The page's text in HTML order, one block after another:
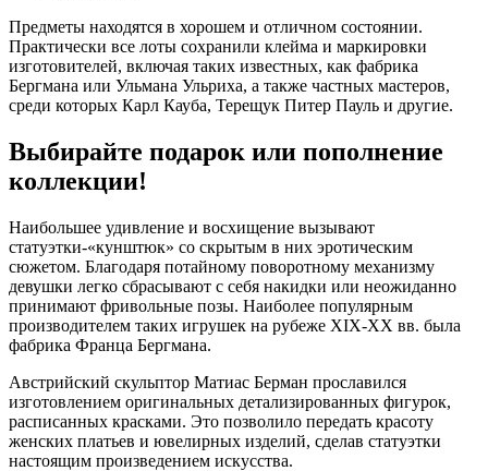
Предметы находятся в хорошем и отличном состоянии.
Практически все лоты сохранили клейма и маркировки
изготовителей, включая таких известных, как фабрика
Бергмана или Ульмана Ульриха, а также частных мастеров,
среди которых Карл Кауба, Терещук Питер Пауль и другие.
Выбирайте подарок или пополнение
коллекции!
Наибольшее удивление и восхищение вызывают
статуэтки-«кунштюк» со скрытым в них эротическим
сюжетом. Благодаря потайному поворотному механизму
девушки легко сбрасывают с себя накидки или неожиданно
принимают фривольные позы. Наиболее популярным
производителем таких игрушек на рубеже XIX-XX вв. была
фабрика Франца Бергмана.
Австрийский скульптор Матиас Берман прославился
изготовлением оригинальных детализированных фигурок,
расписанных красками. Это позволило передать красоту
женских платьев и ювелирных изделий, сделав статуэтки
настоящим произведением искусства.